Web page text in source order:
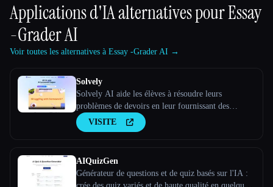
Applications d'IA alternatives pourEssay
-Grader AI
Voir toutes les alternatives à Essay -Grader AI →
Solvely
Solvely AI aide les élèves à résoudre leurs
problèmes de devoirs en leur fournissant des
explications étape par étape sur des sujets tels que
les mathématiques, les sciences, les arts libéraux et
VISITE
AIQuizGen
Générateur de questions et de quiz basés sur l'IA :